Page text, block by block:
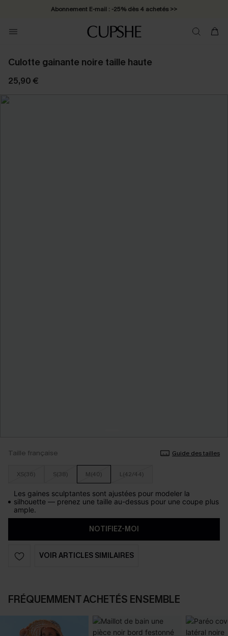
Abonnement E-mail : -25% dès 4 achetés >>
Culotte gainante noire taille haute
25,90 €
Taille française Guide des tailles
XS(36) S(38) M(40) L(42/44)
Les gaines sculptantes sont ajustées pour modeler la
silhouette — prenez une taille au-dessus pour une coupe plus
ample.
NOTIFIEZ-MOI
VOIR ARTICLES SIMILAIRES
FRÉQUEMMENT ACHETÉS ENSEMBLE